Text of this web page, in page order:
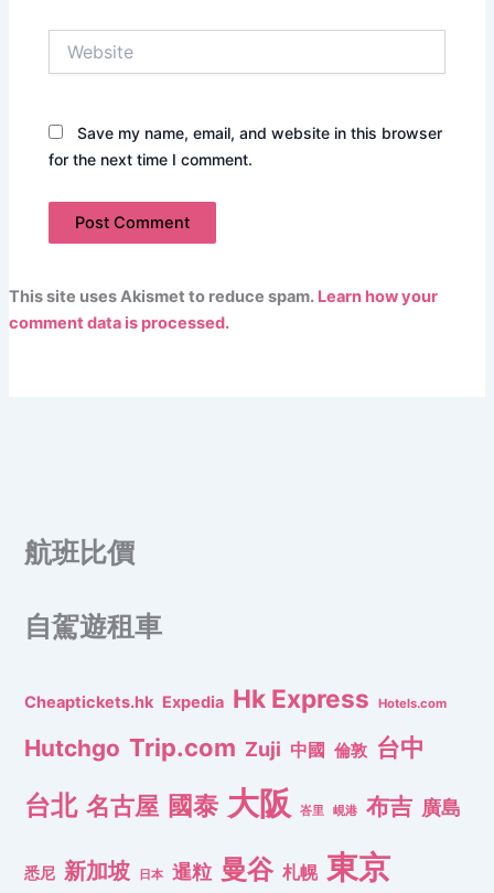
Save my name, email, and website in this browser
for the next time I comment.
This site uses Akismet to reduce spam. Learn how your
comment data is processed.
航班比價
自駕遊租車
Cheaptickets.hk Expedia Hk Express Hotels.com
Hutchgo Trip.com Zuji 中國 倫敦 台中
台北 名古屋 國泰 大阪 峇里 峴港 布吉 廣島
悉尼 新加坡 日本 暹粒 曼谷 札幌 東京